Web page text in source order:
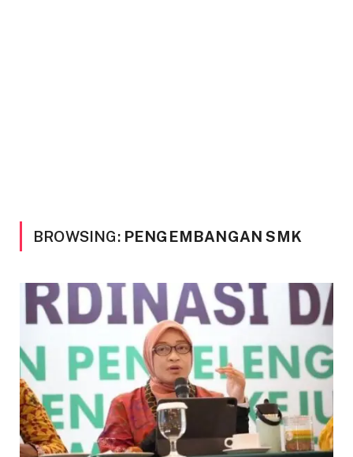
BROWSING: PENGEMBANGAN SMK